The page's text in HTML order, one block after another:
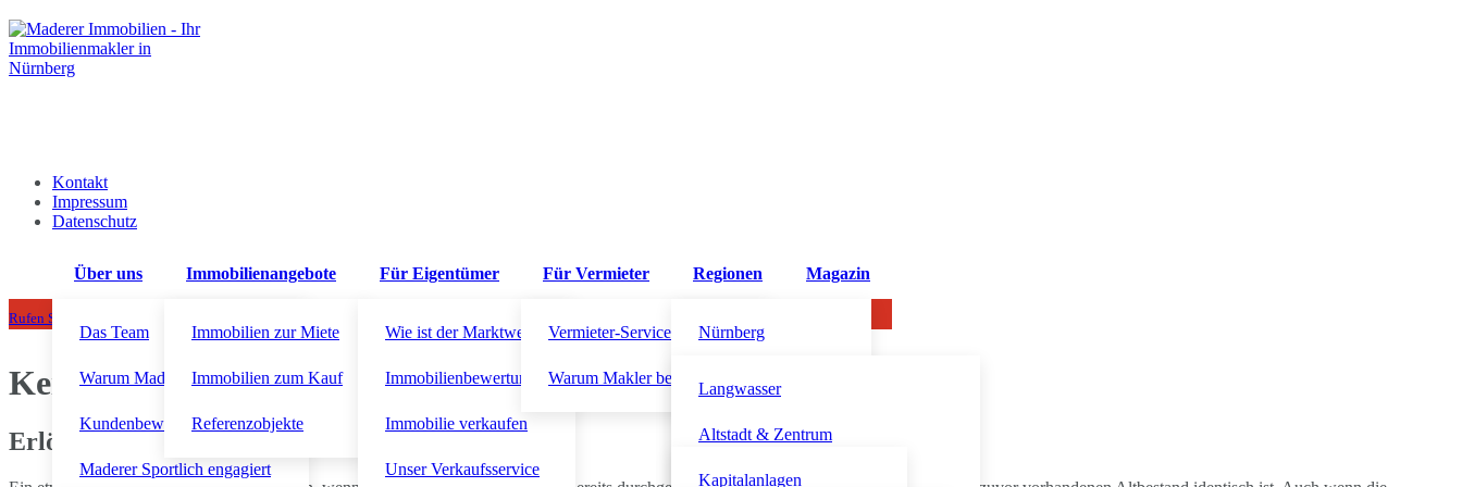
Kontakt
Impressum
Datenschutz
Über uns
Das Team
Warum Maderer Immobilien?
Kundenbewertungen
Maderer Sportlich engagiert
Immobilienangebote
Immobilien zur Miete
Immobilien zum Kauf
Referenzobjekte
Für Eigentümer
Wie ist der Marktwert?
Immobilienbewertung
Immobilie verkaufen
Unser Verkaufsservice
Für Vermieter
Vermieter-Service
Warum Makler beauftragen?
Regionen
Nürnberg
Langwasser
Altstadt & Zentrum
Südstadt
Kapitalanlagen
Magazin
Rufen Sie uns an!
Kein Bestandsschutz nach Umbau?
Erlöschen eines Bestandsschutz bei Umbau